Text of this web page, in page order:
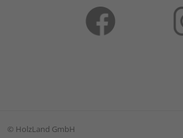
© HolzLand GmbH